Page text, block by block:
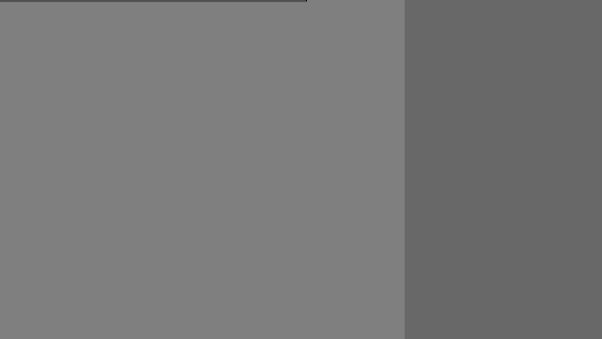
den Inhalt auf unserer Website aber
beachten Sie, dass Daten hierfür